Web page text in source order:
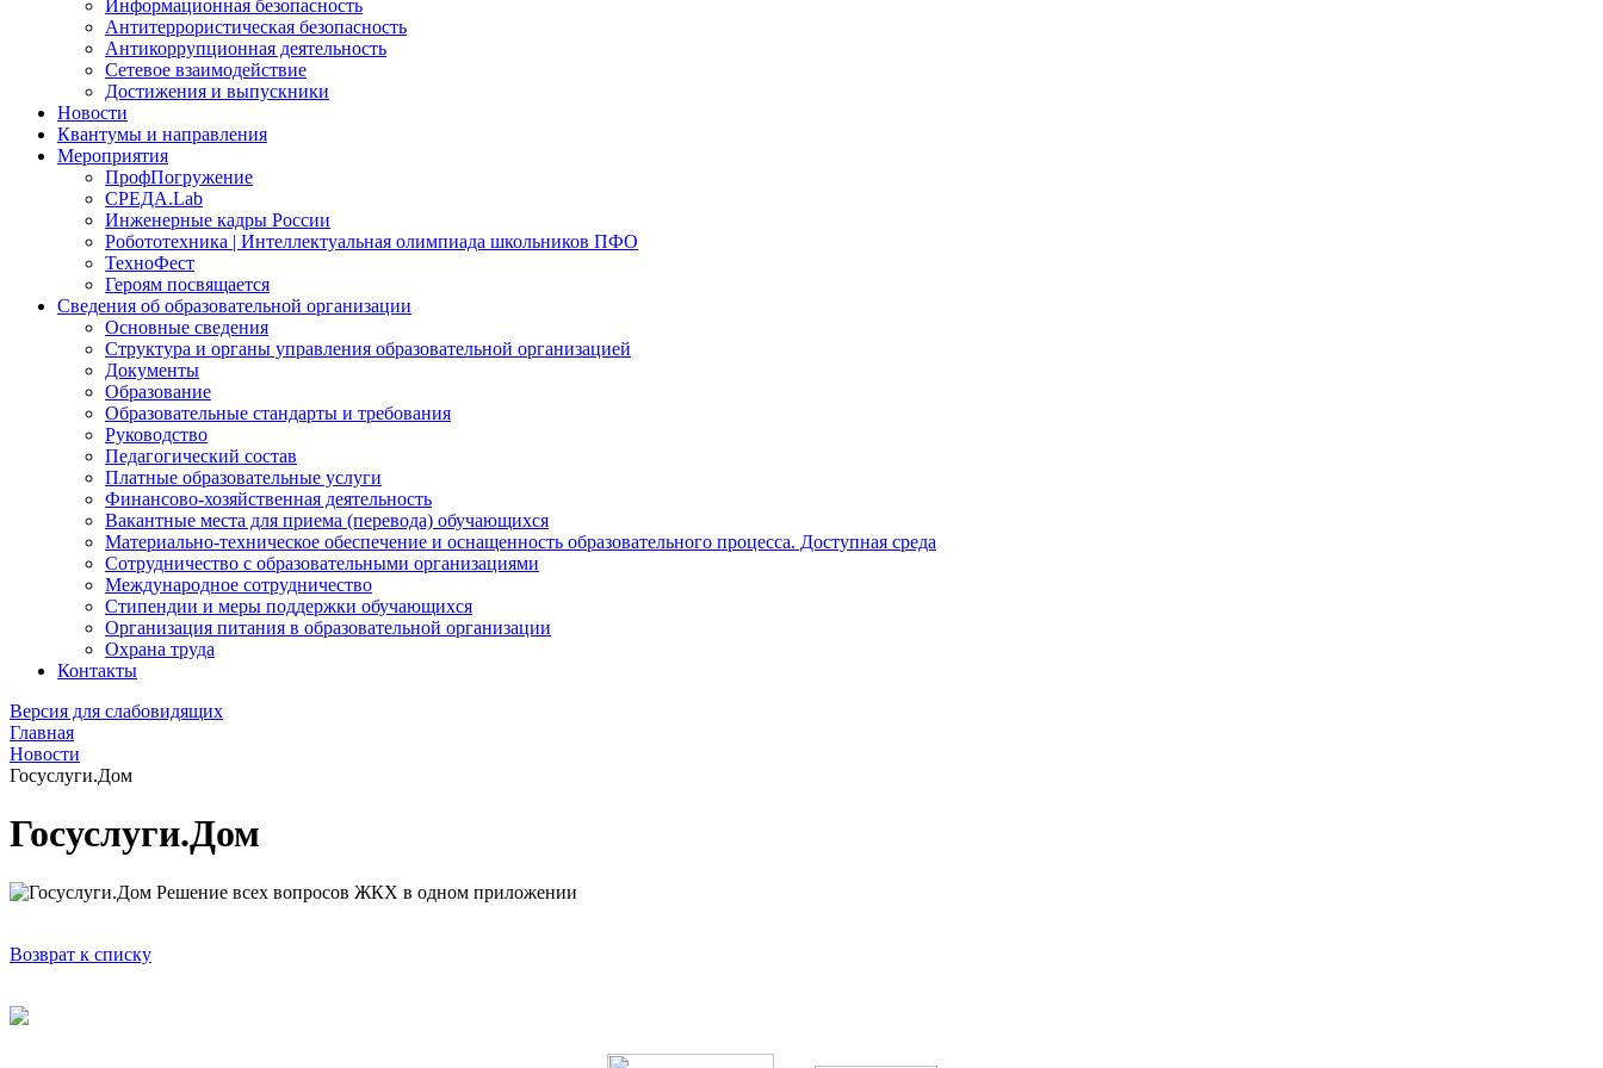
Информационная безопасность
Антитеррористическая безопасность
Антикоррупционная деятельность
Сетевое взаимодействие
Достижения и выпускники
Новости
Квантумы и направления
Мероприятия
ПрофПогружение
СРЕДА.Lab
Инженерные кадры России
Робототехника | Интеллектуальная олимпиада школьников ПФО
ТехноФест
Героям посвящается
Сведения об образовательной организации
Основные сведения
Структура и органы управления образовательной организацией
Документы
Образование
Образовательные стандарты и требования
Руководство
Педагогический состав
Платные образовательные услуги
Финансово-хозяйственная деятельность
Вакантные места для приема (перевода) обучающихся
Материально-техническое обеспечение и оснащенность образовательного процесса. Доступная среда
Сотрудничество с образовательными организациями
Международное сотрудничество
Стипендии и меры поддержки обучающихся
Организация питания в образовательной организации
Охрана труда
Контакты
Версия для слабовидящих
Главная
Новости
Госуслуги.Дом
Госуслуги.Дом
Решение всех вопросов ЖКХ в одном приложении
Возврат к списку